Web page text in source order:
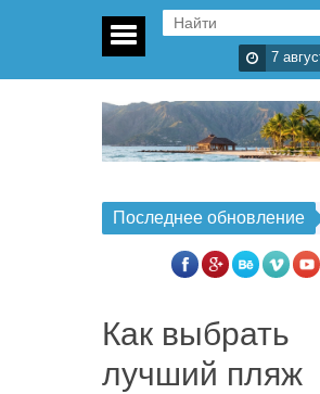
7
Последнее обновление
Как выбрать
лучший пляж